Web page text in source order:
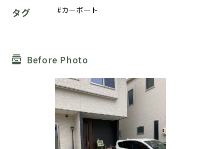
タグ カーポート
Before Photo